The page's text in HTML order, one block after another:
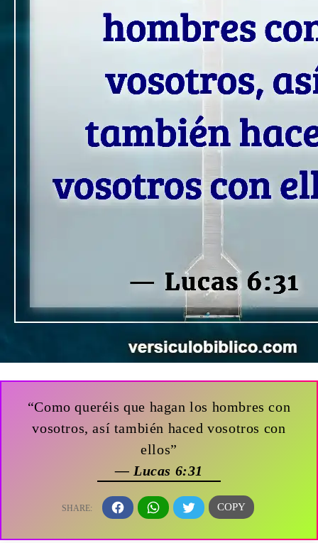
“Como queréis que hagan los hombres con
vosotros, así también haced vosotros con
ellos”
— Lucas 6:31